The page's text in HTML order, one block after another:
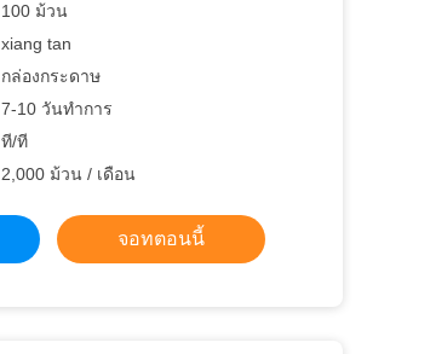
100 ม้วน
xiang tan
กล่องกระดาษ
7-10 วันทำการ
ที/ที
2,000 ม้วน / เดือน
จอทตอนนี้